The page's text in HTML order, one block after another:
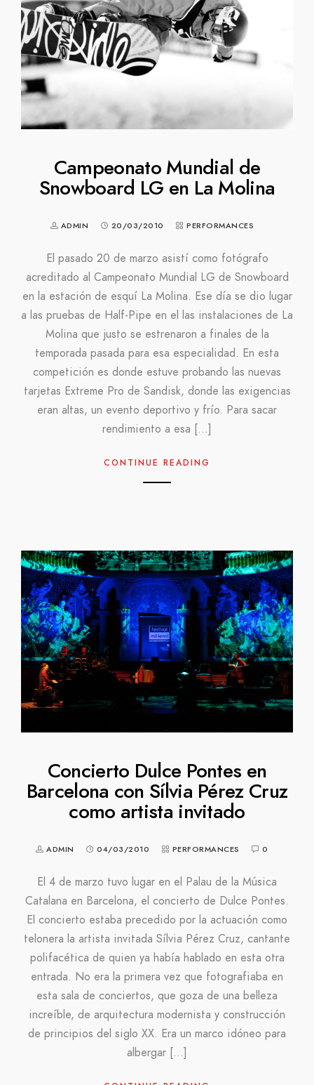
Campeonato Mundial de
Snowboard LG en La Molina
ADMIN 20/03/2010 PERFORMANCES
El pasado 20 de marzo asistí como fotógrafo
acreditado al Campeonato Mundial LG de Snowboard
en la estación de esquí La Molina. Ese día se dio lugar
a las pruebas de Half-Pipe en el las instalaciones de La
Molina que justo se estrenaron a finales de la
temporada pasada para esa especialidad. En esta
competición es donde estuve probando las nuevas
tarjetas Extreme Pro de Sandisk, donde las exigencias
eran altas, un evento deportivo y frío. Para sacar
rendimiento a esa […]
CONTINUE READING
Concierto Dulce Pontes en
Barcelona con Sílvia Pérez Cruz
como artista invitado
ADMIN 04/03/2010 PERFORMANCES 0
El 4 de marzo tuvo lugar en el Palau de la Música
Catalana en Barcelona, el concierto de Dulce Pontes.
El concierto estaba precedido por la actuación como
telonera la artista invitada Sílvia Pérez Cruz, cantante
polifacética de quien ya había hablado en esta otra
entrada. No era la primera vez que fotografiaba en
esta sala de conciertos, que goza de una belleza
increíble, de arquitectura modernista y construcción
de principios del siglo XX. Era un marco idóneo para
albergar […]